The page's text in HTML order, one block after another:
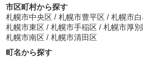
市区町村から探す
札幌市中央区 / 札幌市豊平区 / 札幌市
札幌市東区 / 札幌市手稲区 / 札幌市厚別
札幌市南区 / 札幌市清田区
町名から探す